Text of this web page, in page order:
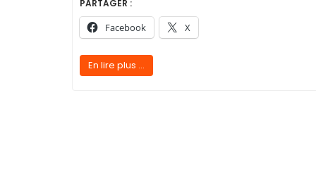
PARTAGER :
Facebook X
En lire plus ...